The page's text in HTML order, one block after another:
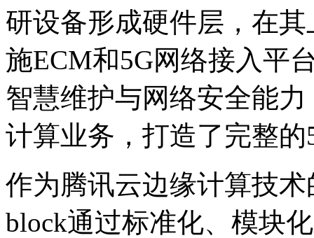
研设备形成硬件层，在
施ECM和5G网络接入平
智慧维护与网络安全能
计算业务，打造了完整
作为腾讯云边缘计算技
block通过标准化、模块